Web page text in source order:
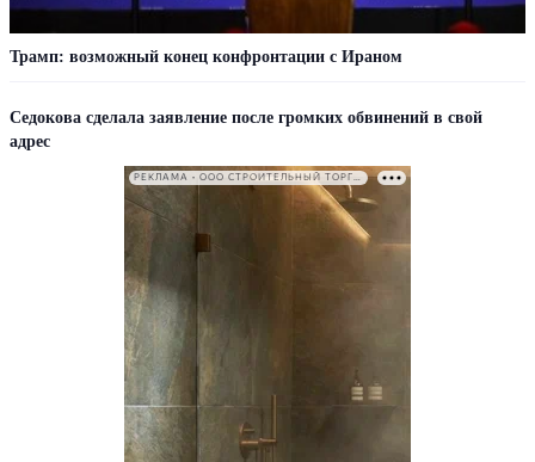
Трамп: возможный конец конфронтации с Ираном
Седокова сделала заявление после громких обвинений в свой
адрес
РЕКЛАМА • ООО СТРОИТЕЛЬНЫЙ ТОРГОВЫЙ ДОМ «ПЕТРОВИЧ». ИНН: 7802348846